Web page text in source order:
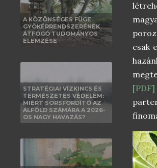
A KÖZÖNSÉGES FÜGE
GYÖKÉRRENDSZERÉNEK
ÁTFOGÓ TUDOMÁNYOS
ELEMZÉSE
STRATÉGIAI VÍZKINCS ÉS
TERMÉSZETES VÉDELEM:
MIÉRT SORSFORDÍTÓ AZ
ALFÖLD SZÁMÁRA A 2026-
OS NAGY HAVAZÁS?
csak
[PDF]